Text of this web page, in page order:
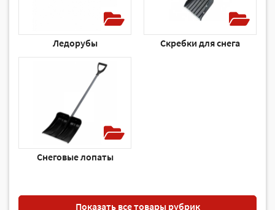
Ледорубы Скребки для снега
Снеговые лопаты
Показать все товары рубрик